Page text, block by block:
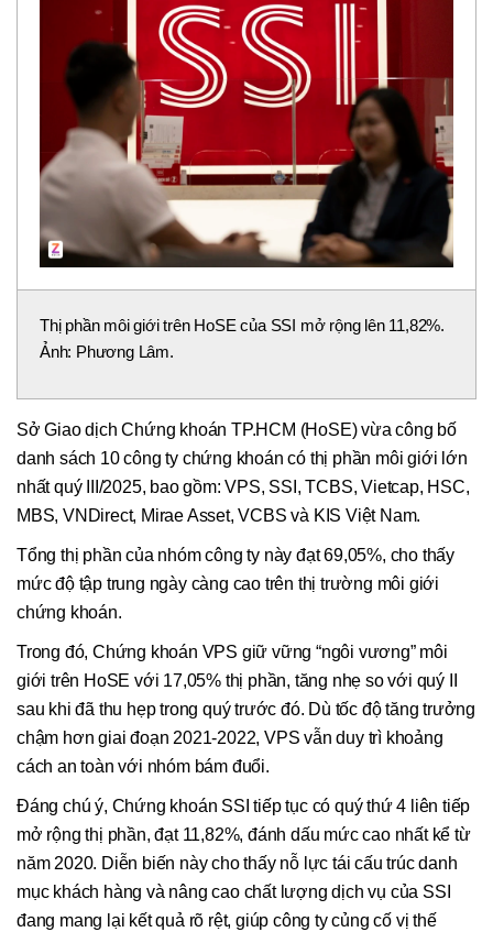
Thị phần môi giới trên HoSE của SSI mở rộng lên 11,82%.
Ảnh: Phương Lâm.
Sở Giao dịch Chứng khoán TP.HCM (HoSE) vừa công bố
danh sách 10 công ty chứng khoán có thị phần môi giới lớn
nhất quý III/2025, bao gồm: VPS, SSI, TCBS, Vietcap, HSC,
MBS, VNDirect, Mirae Asset, VCBS và KIS Việt Nam.
Tổng thị phần của nhóm công ty này đạt 69,05%, cho thấy
mức độ tập trung ngày càng cao trên thị trường môi giới
chứng khoán.
Trong đó, Chứng khoán VPS giữ vững “ngôi vương” môi
giới trên HoSE với 17,05% thị phần, tăng nhẹ so với quý II
sau khi đã thu hẹp trong quý trước đó. Dù tốc độ tăng trưởng
chậm hơn giai đoạn 2021-2022, VPS vẫn duy trì khoảng
cách an toàn với nhóm bám đuổi.
Đáng chú ý, Chứng khoán SSI tiếp tục có quý thứ 4 liên tiếp
mở rộng thị phần, đạt 11,82%, đánh dấu mức cao nhất kể từ
năm 2020. Diễn biến này cho thấy nỗ lực tái cấu trúc danh
mục khách hàng và nâng cao chất lượng dịch vụ của SSI
đang mang lại kết quả rõ rệt, giúp công ty củng cố vị thế